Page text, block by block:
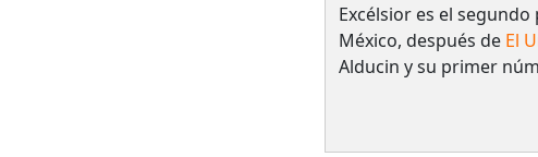
Excélsior es el
México, después de El
Alducin y su primer